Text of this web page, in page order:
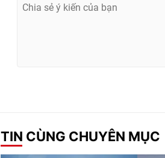
TIN CÙNG CHUYÊN MỤC